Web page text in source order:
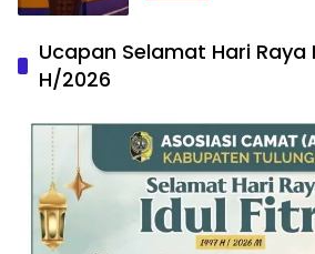
Ucapan Selamat Hari Raya
H/2026